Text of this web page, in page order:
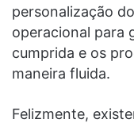
personalização
operacional para
cumprida e os
maneira fluida.
Felizmente,